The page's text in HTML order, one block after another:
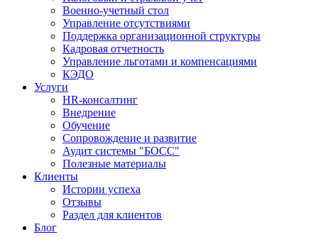
Военно-учетный стол
Управление отсутствиями
Поддержка организационной структуры
Кадровая отчетность
Управление льготами и компенсациями
КЭДО
Услуги
HR-консалтинг
Внедрение
Обучение
Сопровождение и развитие
Аудит системы "БОСС"
Полезные материалы
Клиенты
Истории успеха
Отзывы
Раздел для клиентов
Блог